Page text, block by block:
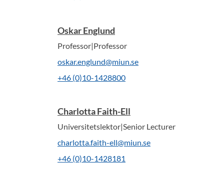
Oskar Englund
Professor|Professor
oskar.englund@miun.se
+46 (0)10-1428800
Charlotta Faith-Ell
Universitetslektor|Senior Lecturer
charlotta.faith-ell@miun.se
+46 (0)10-1428181